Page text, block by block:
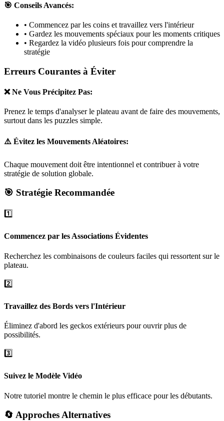
🎯 Conseils Avancés:
• Commencez par les coins et travaillez vers l'intérieur
• Gardez les mouvements spéciaux pour les moments critiques
• Regardez la vidéo plusieurs fois pour comprendre la
stratégie
Erreurs Courantes à Éviter
❌ Ne Vous Précipitez Pas:
Prenez le temps d'analyser le plateau avant de faire des mouvements,
surtout dans les puzzles simple.
⚠️ Évitez les Mouvements Aléatoires:
Chaque mouvement doit être intentionnel et contribuer à votre
stratégie de solution globale.
🎯 Stratégie Recommandée
1️⃣
Commencez par les Associations Évidentes
Recherchez les combinaisons de couleurs faciles qui ressortent sur le
plateau.
2️⃣
Travaillez des Bords vers l'Intérieur
Éliminez d'abord les geckos extérieurs pour ouvrir plus de
possibilités.
3️⃣
Suivez le Modèle Vidéo
Notre tutoriel montre le chemin le plus efficace pour les débutants.
🔄 Approches Alternatives